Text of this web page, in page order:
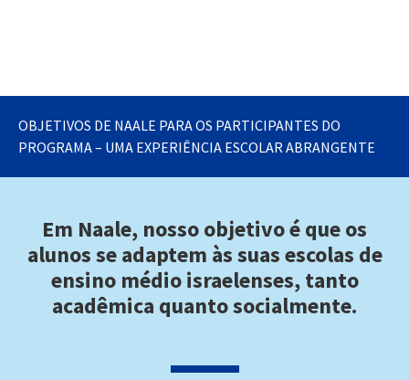
OBJETIVOS DE NAALE PARA OS PARTICIPANTES DO
PROGRAMA – UMA EXPERIÊNCIA ESCOLAR ABRANGENTE
Em Naale, nosso objetivo é que os
alunos se adaptem às suas escolas de
ensino médio israelenses, tanto
acadêmica quanto socialmente.